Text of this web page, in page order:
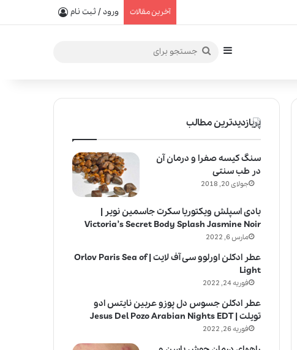
آخرین مقالات ورود / ثبت نام
سایدبارجستجو
پربازدیدترین مطالب
سنگ کیسه صفرا و درمان آن
در طب سنتی
جولای 20, 2018
بادی اسپلش ویکتوریا سکرت جاسمین نویر |
Victoria’s Secret Body Splash Jasmine Noir
مارس 6, 2022
عطر ادکلن اورلوو سی آف لایت | Orlov Paris Sea of
Light
فوریه 24, 2022
عطر ادکلن جسوس دل پوزو عربین نایتس ادو
تویلت | Jesus Del Pozo Arabian Nights EDT
فوریه 26, 2022